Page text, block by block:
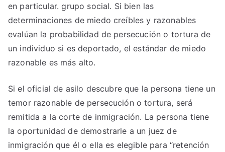
en particular. grupo social. Si bien las
determinaciones de miedo creíbles y razonables
evalúan la probabilidad de persecución o tortura de
un individuo si es deportado, el estándar de miedo
razonable es más alto.
Si el oficial de asilo descubre que la persona tiene un
temor razonable de persecución o tortura, será
remitida a la corte de inmigración. La persona tiene
la oportunidad de demostrarle a un juez de
inmigración que él o ella es elegible para “retención